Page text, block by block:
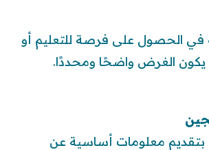
في الحصول على فرصة للتعليم أو
يكون الغرض واضحًا ومحددًا.
بتقديم معلومات أساسية عن